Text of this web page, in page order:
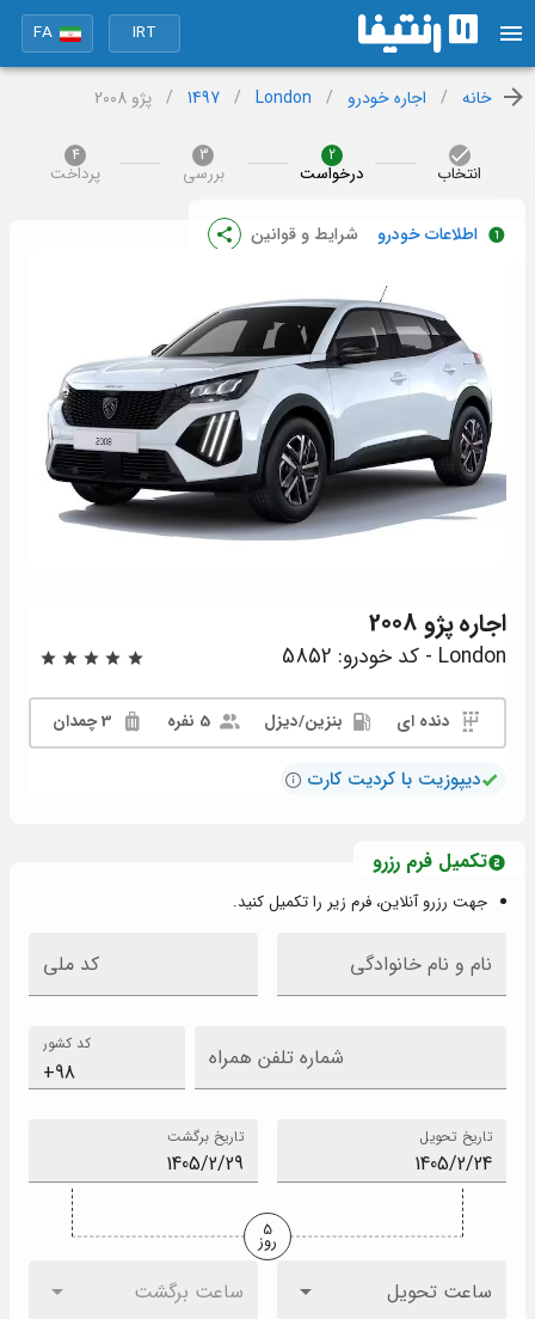
IRT
FA
خانه / اجاره خودرو /
London
/
1497
/ پژو 2008
انتخاب
2
درخواست
3
بررسی
4
پرداخت
اطلاعات خودرو شرایط و قوانین
اجارهپژو 2008
London - کد خودرو: 5852
دنده ای بنزين/دیزل 5 نفره
دیپوزیت با کردیت کارت
تکمیل فرم رزرو
جهت رزرو آنلاین، فرم زیر را تکمیل کنید.
نام و نام خانوادگی کد ملی
کد کشور شماره تلفن همراه
تاریخ تحویل تاریخ برگشت
5
روز
ساعت تحویل ساعت برگشت